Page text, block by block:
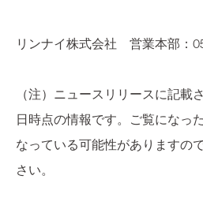
リンナイ株式会社 営業本部：
（注）ニュースリリースに記載
日時点の情報です。ご覧になっ
なっている可能性がありますの
さい。